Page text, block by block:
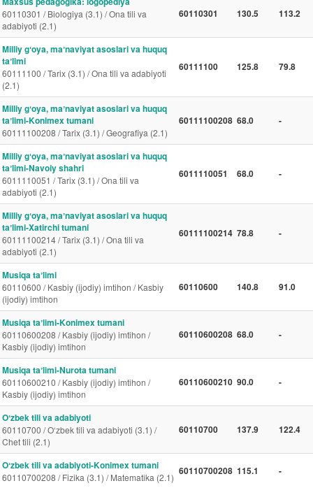
60110301 / Biologiya (3.1) / Ona tili va
adabiyoti (2.1)
60110301 130.5 113.2
Milliy gʻoya, maʼnaviyat asoslari va huquq
taʼlimi
60111100 / Tarix (3.1) / Ona tili va adabiyoti
(2.1)
60111100 125.8 79.8
Milliy gʻoya, maʼnaviyat asoslari va huquq
taʼlimi-Konimex tumani
60111100208 / Tarix (3.1) / Geografiya (2.1)
60111100208 68.0 -
Milliy gʻoya, maʼnaviyat asoslari va huquq
taʼlimi-Navoiy shahri
6011110051 / Tarix (3.1) / Ona tili va
adabiyoti (2.1)
6011110051 68.0 -
Milliy gʻoya, maʼnaviyat asoslari va huquq
taʼlimi-Xatirchi tumani
60111100214 / Tarix (3.1) / Ona tili va
adabiyoti (2.1)
60111100214 78.8 -
Musiqa taʼlimi
60110600 / Kasbiy (ijodiy) imtihon / Kasbiy
(ijodiy) imtihon
60110600 140.8 91.0
Musiqa taʼlimi-Konimex tumani
60110600208 / Kasbiy (ijodiy) imtihon /
Kasbiy (ijodiy) imtihon
60110600208 68.0 -
Musiqa taʼlimi-Nurota tumani
60110600210 / Kasbiy (ijodiy) imtihon /
Kasbiy (ijodiy) imtihon
60110600210 90.0 -
Oʻzbek tili va adabiyoti
60110700 / O‘zbek tili va adabiyoti (3.1) /
Chet tili (2.1)
60110700 137.9 122.4
Oʻzbek tili va adabiyoti-Konimex tumani
60110700208 / Fizika (3.1) / Matematika (2.1)
60110700208 115.1 -